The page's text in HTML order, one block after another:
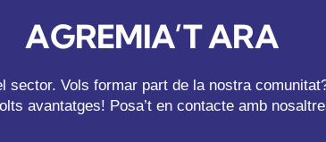
AGREMIA’T ARA
sector. Vols formar part de la nostra
avantatges! Posa’t en contacte amb